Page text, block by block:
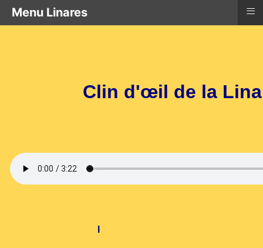
Menu Linares ≡
Clin d'œil de la